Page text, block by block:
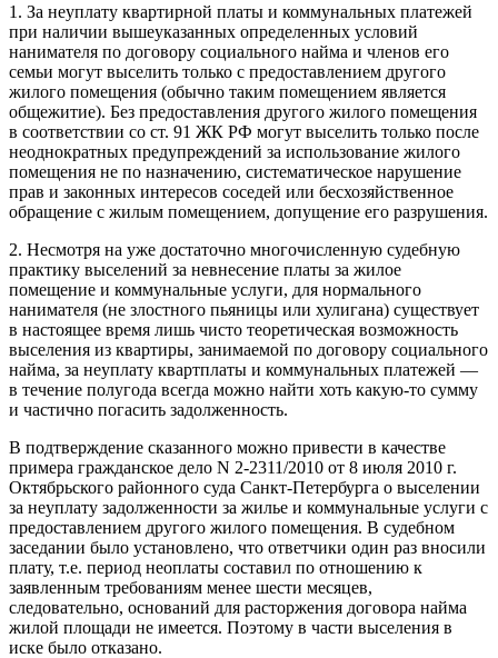
1. За неуплату квартирной платы и коммунальных платежей
при наличии вышеуказанных определенных условий
нанимателя по договору социального найма и членов его
семьи могут выселить только с предоставлением другого
жилого помещения (обычно таким помещением является
общежитие). Без предоставления другого жилого помещения
в соответствии со ст. 91 ЖК РФ могут выселить только после
неоднократных предупреждений за использование жилого
помещения не по назначению, систематическое нарушение
прав и законных интересов соседей или бесхозяйственное
обращение с жилым помещением, допущение его разрушения.
2. Несмотря на уже достаточно многочисленную судебную
практику выселений за невнесение платы за жилое
помещение и коммунальные услуги, для нормального
нанимателя (не злостного пьяницы или хулигана) существует
в настоящее время лишь чисто теоретическая возможность
выселения из квартиры, занимаемой по договору социального
найма, за неуплату квартплаты и коммунальных платежей —
в течение полугода всегда можно найти хоть какую-то сумму
и частично погасить задолженность.
В подтверждение сказанного можно привести в качестве
примера гражданское дело N 2-2311/2010 от 8 июля 2010 г.
Октябрьского районного суда Санкт-Петербурга о выселении
за неуплату задолженности за жилье и коммунальные услуги с
предоставлением другого жилого помещения. В судебном
заседании было установлено, что ответчики один раз вносили
плату, т.е. период неоплаты составил по отношению к
заявленным требованиям менее шести месяцев,
следовательно, оснований для расторжения договора найма
жилой площади не имеется. Поэтому в части выселения в
иске было отказано.